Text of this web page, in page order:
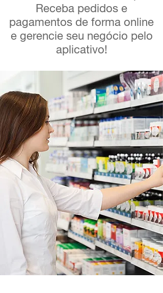
Receba pedidos e
pagamentos de forma online
e gerencie seu negócio pelo
aplicativo!